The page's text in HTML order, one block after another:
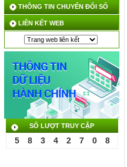
THÔNG TIN CHUYỂN ĐỔI SỐ
LIÊN KẾT WEB
SỐ LƯỢT TRUY CẬP
5 8 3 4 2 7 0 8